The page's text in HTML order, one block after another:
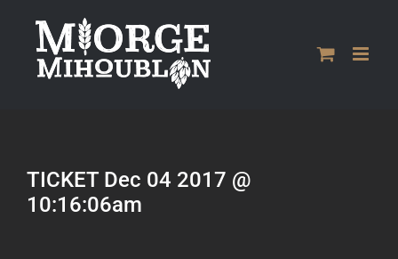
contenu
TICKET Dec 04 2017 @
10:16:06am